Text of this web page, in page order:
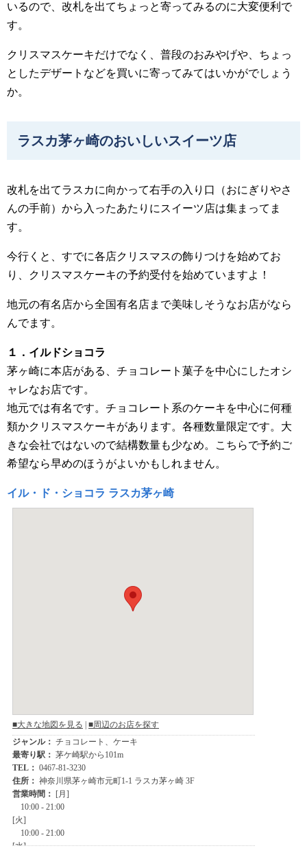
いるので、改札を出てちょっと寄ってみるのに大変便利で
す。
クリスマスケーキだけでなく、普段のおみやげや、ちょっ
としたデザートなどを買いに寄ってみてはいかがでしょう
か。
ラスカ茅ヶ崎のおいしいスイーツ店
改札を出てラスカに向かって右手の入り口（おにぎりやさ
んの手前）から入ったあたりにスイーツ店は集まってま
す。
今行くと、すでに各店クリスマスの飾りつけを始めてお
り、クリスマスケーキの予約受付を始めていますよ！
地元の有名店から全国有名店まで美味しそうなお店がなら
んでます。
１．イルドショコラ
茅ヶ崎に本店がある、チョコレート菓子を中心にしたオシ
ャレなお店です。
地元では有名です。チョコレート系のケーキを中心に何種
類かクリスマスケーキがあります。各種数量限定です。大
きな会社ではないので結構数量も少なめ。こちらで予約ご
希望なら早めのほうがよいかもしれません。
イル・ド・ショコラ ラスカ茅ヶ崎